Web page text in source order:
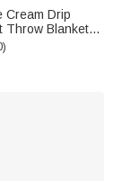
Cream Drip
Throw Blanket
til trenere